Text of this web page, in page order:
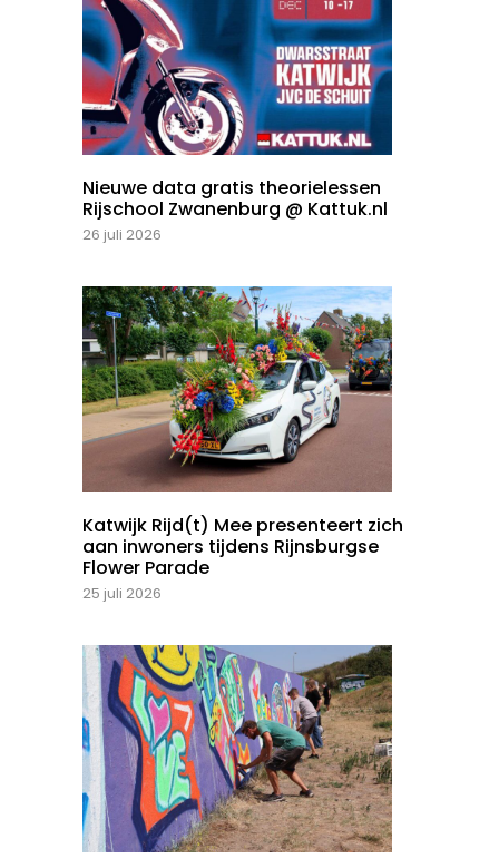
Nieuwe data gratis theorielessen
Rijschool Zwanenburg @ Kattuk.nl
26 juli 2026
Katwijk Rijd(t) Mee presenteert zich
aan inwoners tijdens Rijnsburgse
Flower Parade
25 juli 2026